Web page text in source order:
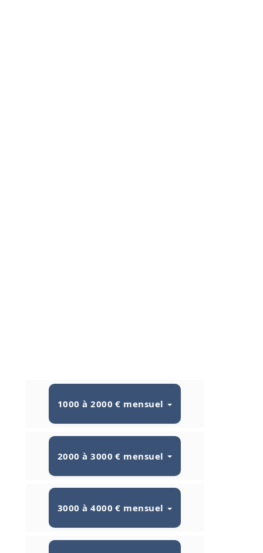
1000 à 2000 € mensuel
2000 à 3000 € mensuel
3000 à 4000 € mensuel